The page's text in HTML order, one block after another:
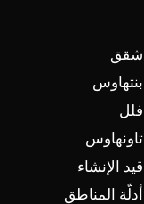
شقق
بنتهاوس
فلل
تاونهاوس
قيد الإنشاء
أدلّة المناطق